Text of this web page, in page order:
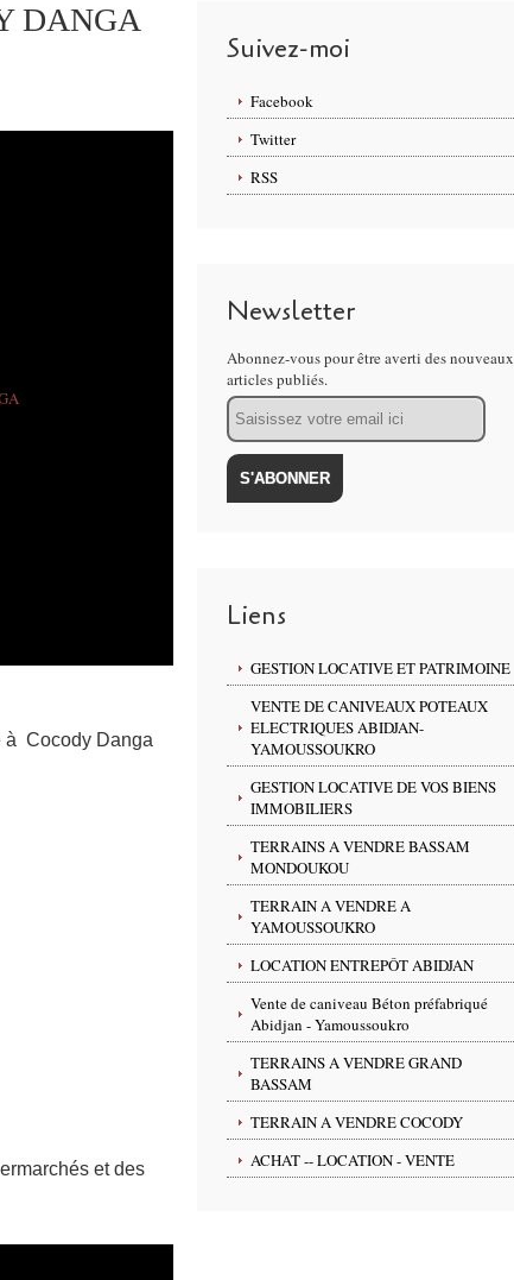
DANGA
à Cocody Danga
et des
Suivez-moi
Facebook
Twitter
RSS
Newsletter
Abonnez-vous pour être averti des nouveaux
articles publiés.
Email
Liens
GESTION LOCATIVE ET PATRIMOINE
VENTE DE CANIVEAUX POTEAUX
ELECTRIQUES ABIDJAN-
YAMOUSSOUKRO
GESTION LOCATIVE DE VOS BIENS
IMMOBILIERS
TERRAINS A VENDRE BASSAM
MONDOUKOU
TERRAIN A VENDRE A
YAMOUSSOUKRO
LOCATION ENTREPÔT ABIDJAN
Vente de caniveau Béton préfabriqué
Abidjan - Yamoussoukro
TERRAINS A VENDRE GRAND
BASSAM
TERRAIN A VENDRE COCODY
ACHAT -- LOCATION - VENTE